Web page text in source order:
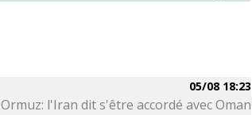
05/08 18:23
Ormuz: l'Iran dit s'être accordé avec Oman